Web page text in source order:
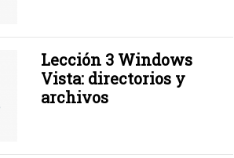
Lección 3 Windows
Vista: directorios y
archivos